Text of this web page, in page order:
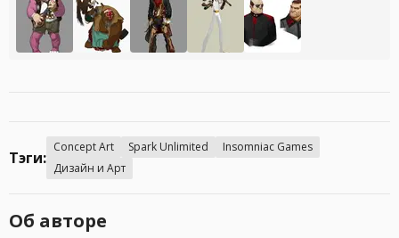
Тэги:
Concept Art Spark Unlimited
Insomniac Games
Дизайн и Арт
Об авторе